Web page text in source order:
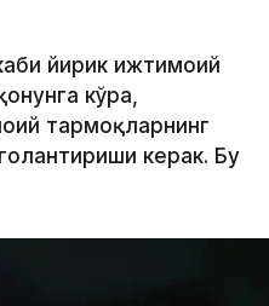
йирик ижтимоий
кўра,
тармоқларнинг
керак. Бу